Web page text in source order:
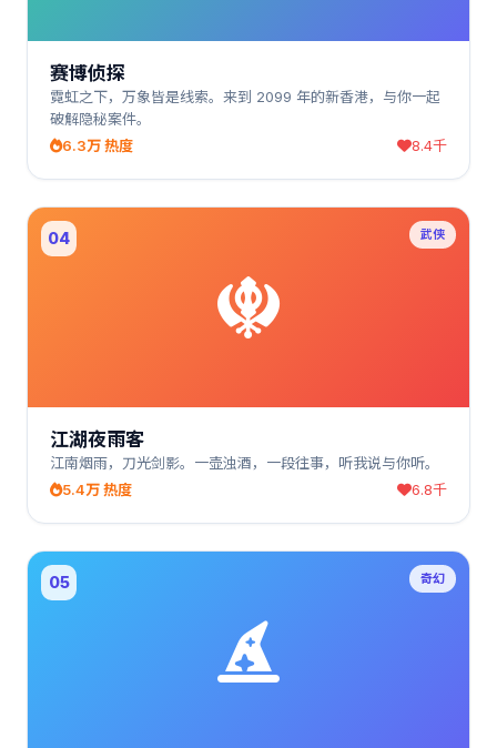
赛博侦探
霓虹之下，万象皆是线索。来到 2099 年的新香港，与你一起
破解隐秘案件。
6.3万 热度
8.4千
04 武侠
江湖夜雨客
江南烟雨，刀光剑影。一壶浊酒，一段往事，听我说与你听。
5.4万 热度
6.8千
05 奇幻